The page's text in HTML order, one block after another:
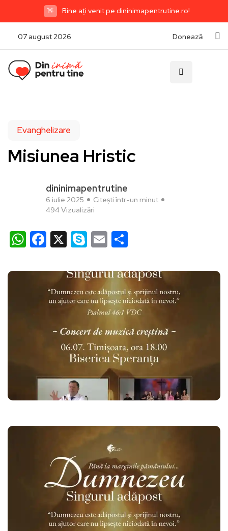
👋 Bine ați venit pe dininimapentrutine.ro!
07 august 2026 Donează
Evanghelizare
Misiunea Hristic
dininimapentrutine
6 iulie 2025
Citești într-un minut
494 Vizualizări
WhatsApp
Facebook
X Skype
Email